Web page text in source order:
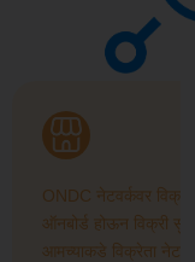
ONDC नेटवर्कवर
ऑनबोर्ड होऊन विक्री
आमच्याकडे विक्रेता